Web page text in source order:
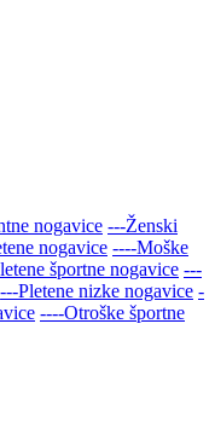
nogavice ---Ženski
nogavice ----Moške
športne nogavice ---
---Pletene nizke nogavice -
----Otroške športne